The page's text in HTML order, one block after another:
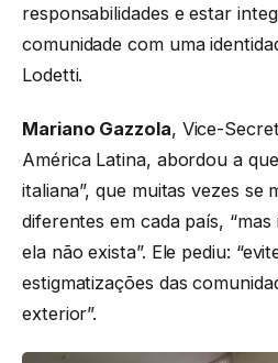
responsabilidades e estar
comunidade com uma
Lodetti.
Mariano Gazzola, Vice-
América Latina, abordou a
italiana”, que muitas vezes se
diferentes em cada país,
ela não exista”. Ele pediu:
estigmatizações das
exterior”.